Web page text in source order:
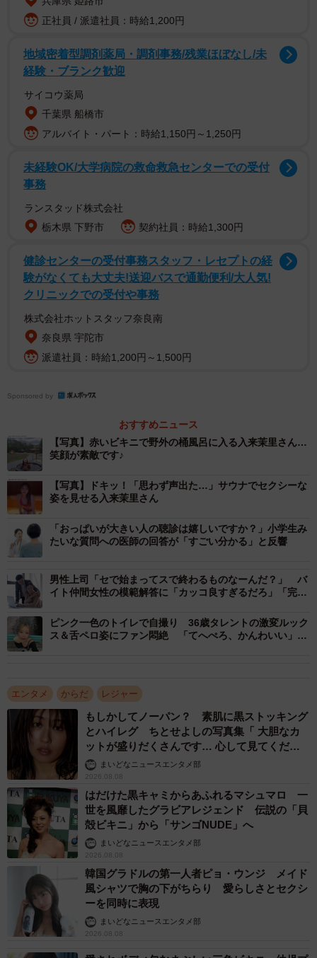
入来さんはこの前日にも、プライベートサウナの様子を複
数枚の写真や動画で紹介。赤ビキニ姿で髪を片方の肩に流
し、少し前かがみになってこちらに視線を向ける大胆なセ
クシーショットも披露されており、「めっちゃセクシー」
などの声が寄せられています。
正社員 / 派遣社員：時給1,200円
地域密着型調剤薬局・調剤事務/残業ほぼなし/未
経験・ブランク歓迎
サイコウ薬局
千葉県 船橋市
アルバイト・パート：時給1,150円～1,250円
未経験OK/大学病院の救命救急センターでの受付
事務
ランスタッド株式会社
栃木県 下野市
契約社員：時給1,300円
健診センターの受付事務スタッフ・レセプトの経
験がなくても大丈夫!送迎バスで通勤便利/大人気!
クリニックでの受付や事務
株式会社ホットスタッフ奈良南
奈良県 宇陀市
派遣社員：時給1,200円～1,500円
Sponsored by
おすすめニュース
【写真】赤いビキニで野外の桶風呂に入る入来茉里さん…
笑顔が素敵です♪
【写真】ドキッ！「思わず声出た…」サウナでセクシーな
姿を見せる入来茉里さん
「おっぱいが大きい人の聴診は嬉しいですか？」小学生み
たいな質問への医師の回答が「すごい分かる」と反響
男性上司「セで始まってスで終わるものなーんだ？」 バ
イト仲間女性の模範解答に「カッコ良すぎるだろ」「完璧
ピンク一色のトイレで自撮り 36歳タレントの激変ルック
ス＆舌ペロ姿にファン悶絶 「てへぺろ、かんわいい」
エンタメ からだ レジャー
もしかしてノーパン？ 素肌に黒ストッキング
とハイレグ ちとせよしの写真集「 大胆なカ
ットが盛りだくさんです… 心して見てくださ
い」まいどなニュースエンタメ部
2026.08.08
はだけた黒キャミからあふれるマシュマロ 一
世を風靡したグラビアレジェンド 伝説の「貝
殻ビキニ」から「サンゴNUDE」へ
まいどなニュースエンタメ部
2026.08.08
韓国グラドルの第一人者ピョ・ウンジ メイド
風シャツで胸の下がちらり 愛らしさとセクシ
ーを同時に表現
まいどなニュースエンタメ部
2026.08.08